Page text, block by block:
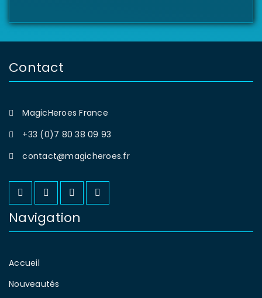
Contact
MagicHeroes France
+33 (0)7 80 38 09 93
contact@magicheroes.fr
Navigation
Accueil
Nouveautés